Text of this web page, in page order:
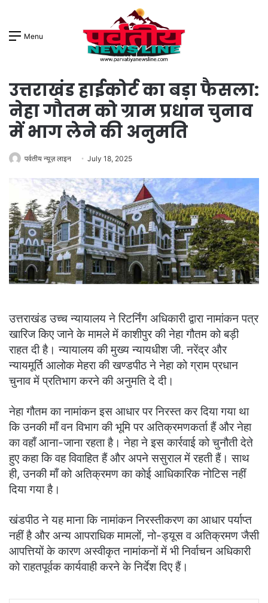
Menu
उत्तराखंड हाईकोर्ट का बड़ा फैसला:
नेहा गौतम को ग्राम प्रधान चुनाव
में भाग लेने की अनुमति
पर्वतीय न्यूज़ लाइन July 18, 2025
उत्तराखंड उच्च न्यायालय ने रिटर्निंग अधिकारी द्वारा नामांकन पत्र
खारिज किए जाने के मामले में काशीपुर की नेहा गौतम को बड़ी
राहत दी है। न्यायालय की मुख्य न्यायधीश जी. नरेंद्र और
न्यायमूर्ति आलोक मेहरा की खण्डपीठ ने नेहा को ग्राम प्रधान
चुनाव में प्रतिभाग करने की अनुमति दे दी।
नेहा गौतम का नामांकन इस आधार पर निरस्त कर दिया गया था
कि उनकी माँ वन विभाग की भूमि पर अतिक्रमणकर्ता हैं और नेहा
का वहाँ आना-जाना रहता है। नेहा ने इस कार्रवाई को चुनौती देते
हुए कहा कि वह विवाहित हैं और अपने ससुराल में रहती हैं। साथ
ही, उनकी माँ को अतिक्रमण का कोई आधिकारिक नोटिस नहीं
दिया गया है।
खंडपीठ ने यह माना कि नामांकन निरस्तीकरण का आधार पर्याप्त
नहीं है और अन्य आपराधिक मामलों, नो-ड्यूस व अतिक्रमण जैसी
आपत्तियों के कारण अस्वीकृत नामांकनों में भी निर्वाचन अधिकारी
को राहतपूर्वक कार्यवाही करने के निर्देश दिए हैं।